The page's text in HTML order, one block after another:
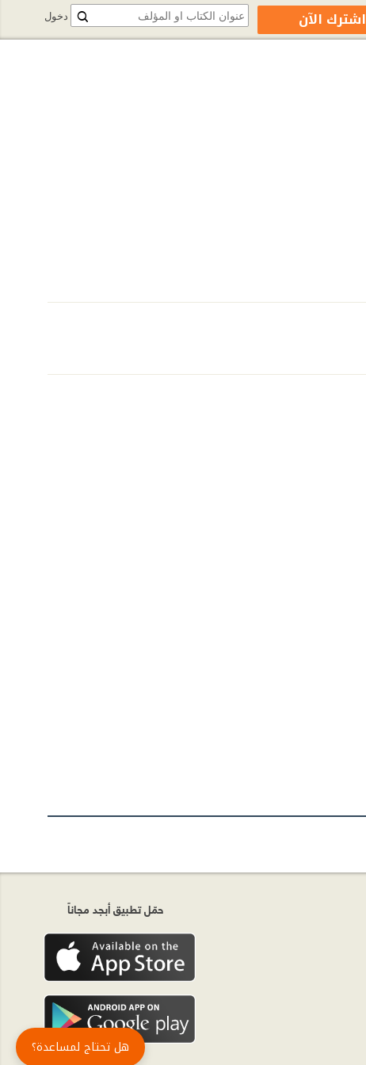
دخول اشترك الآن
حمّل تطبيق أبجد مجاناً
هل تحتاج لمساعدة؟